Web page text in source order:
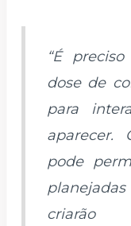
“É
dose de
para
aparecer.
pode